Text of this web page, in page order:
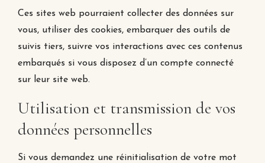
Ces sites web pourraient collecter des données sur
vous, utiliser des cookies, embarquer des outils de
suivis tiers, suivre vos interactions avec ces contenus
embarqués si vous disposez d’un compte connecté
sur leur site web.
Utilisation et transmission de vos
données personnelles
Si vous demandez une réinitialisation de votre mot